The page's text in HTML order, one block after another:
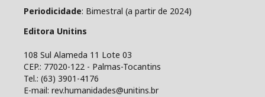
Periodicidade: Bimestral (a partir de 2024)
Editora Unitins
108 Sul Alameda 11 Lote 03
CEP.: 77020-122 - Palmas-Tocantins
Tel.: (63) 3901-4176
E-mail: rev.humanidades@unitins.br